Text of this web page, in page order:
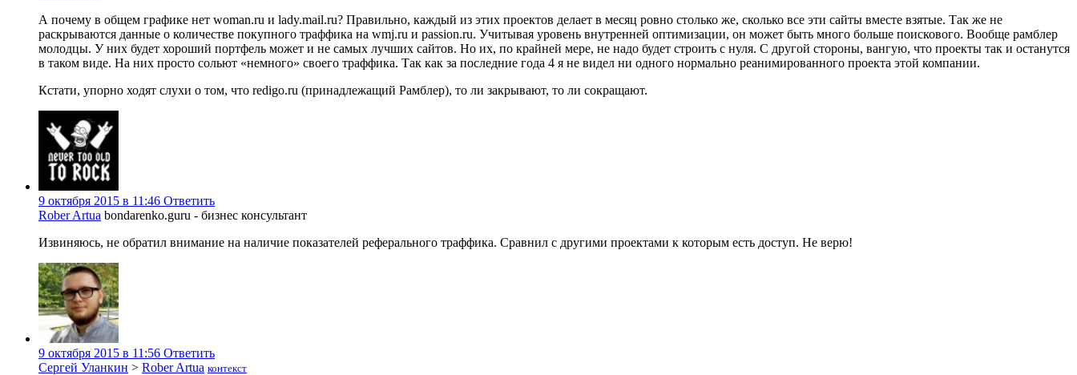
А почему в общем графике нет woman.ru и lady.mail.ru? Правильно, каждый из этих проектов делает в месяц ровно столько же, сколько все эти сайты вместе взятые. Так же не
раскрываются данные о количестве покупного траффика на wmj.ru и passion.ru. Учитывая уровень внутренней оптимизации, он может быть много больше поискового. Вообще рамблер
молодцы. У них будет хороший портфель может и не самых лучших сайтов. Но их, по крайней мере, не надо будет строить с нуля. С другой стороны, вангую, что проекты так и останутся
в таком виде. На них просто сольют «немного» своего траффика. Так как за последние года 4 я не видел ни одного нормально реанимированного проекта этой компании.
Кстати, упорно ходят слухи о том, что redigo.ru (принадлежащий Рамблер), то ли закрывают, то ли сокращают.
9 октября 2015 в 11:46 Ответить
Rober Artua bondarenko.guru - бизнес консультант
Извиняюсь, не обратил внимание на наличие показателей реферального траффика. Сравнил с другими проектами к которым есть доступ. Не верю!
9 октября 2015 в 11:56 Ответить
Сергей Уланкин > Rober Artua контекст